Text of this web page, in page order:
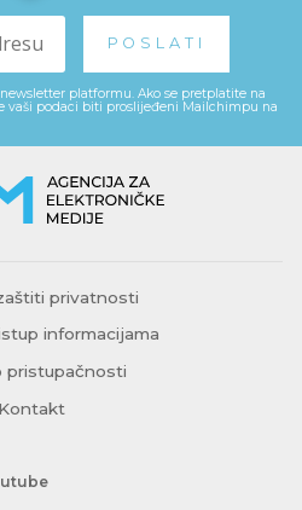
platformu. Ako se pretplatite na
vaši podaci biti proslijeđeni Mailchimpu na
privatnosti
informacijama
pristupačnosti
Kontakt